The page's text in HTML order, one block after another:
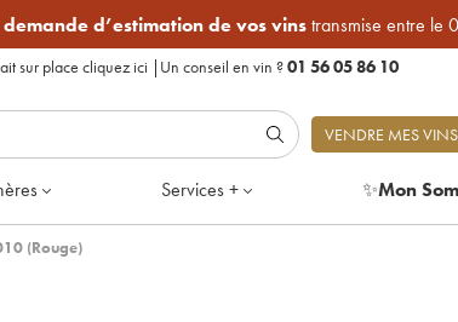
d’estimation de vos vinstransmise entre le
sur place cliquez ici | Un conseil en vin ?01 56 05 86 10
VENDRE MES VINS
Services + ✨Mon
(Rouge)